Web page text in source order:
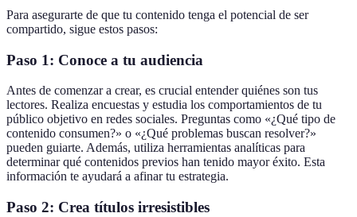
Para asegurarte de que tu contenido tenga el potencial de ser
compartido, sigue estos pasos:
Paso 1: Conoce a tu audiencia
Antes de comenzar a crear, es crucial entender quiénes son tus
lectores. Realiza encuestas y estudia los comportamientos de tu
público objetivo en redes sociales. Preguntas como «¿Qué tipo de
contenido consumen?» o «¿Qué problemas buscan resolver?»
pueden guiarte. Además, utiliza herramientas analíticas para
determinar qué contenidos previos han tenido mayor éxito. Esta
información te ayudará a afinar tu estrategia.
Paso 2: Crea títulos irresistibles